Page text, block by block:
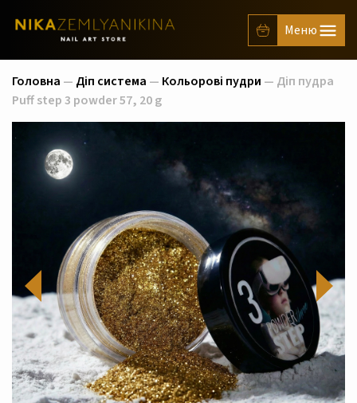
Головна — Діп система — Кольорові пудри — Діп пудра
Puff step 3 powder 57, 20 g